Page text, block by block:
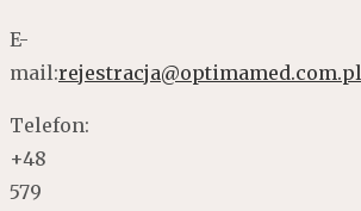
E-
mail:rejestracja@optimamed.com.pl
Telefon:
+48
579